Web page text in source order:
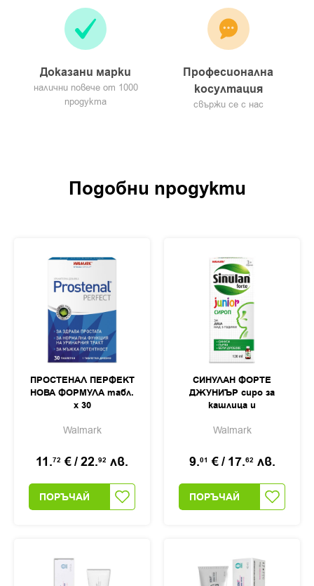
Доказани марки
налични повече от 1000
продукта
Професионална
косултация
свържи се с нас
Подобни продукти
ПРОСТЕНАЛ ПЕРФЕКТ
НОВА ФОРМУЛА табл.
х 30
Walmark
11.72 €/22.92 лв.
ПОРЪЧАЙ
СИНУЛАН ФОРТЕ
ДЖУНИЪР сиро за
кашлица и
120мл
Walmark
9.01 €/ 17.62 лв.
ПОРЪЧАЙ